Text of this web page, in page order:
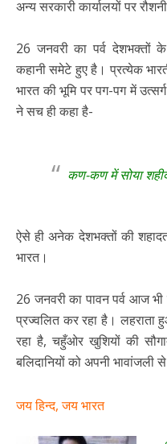
अन्य सरकारी कार्यालयों पर
26 जनवरी का पर्व देशभक्तों
कहानी समेटे हुए है। प्रत्येक
भारत की भूमि पर पग-पग में
ने सच ही कहा है-
कण-कण में सोया
ऐसे ही अनेक देशभक्तों की शहादत
भारत।
26 जनवरी का पावन पर्व आज भी
प्रज्वलित कर रहा है। लहराता
रहा है, चहुँओर खुशियों की
बलिदानियों को अपनी
जय हिन्द, जय भारत